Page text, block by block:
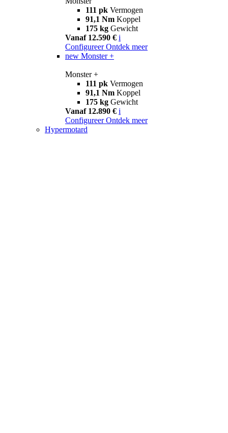
111 pk Vermogen
91,1 Nm Koppel
175 kg Gewicht
Vanaf 12.590 € i
Configureer Ontdek meer
new Monster +
Monster +
111 pk Vermogen
91,1 Nm Koppel
175 kg Gewicht
Vanaf 12.890 € i
Configureer Ontdek meer
Hypermotard